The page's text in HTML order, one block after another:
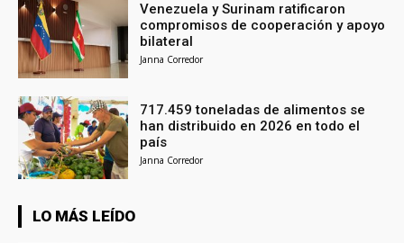
Venezuela y Surinam ratificaron
compromisos de cooperación y apoyo
bilateral
Janna Corredor
717.459 toneladas de alimentos se
han distribuido en 2026 en todo el
país
Janna Corredor
LO MÁS LEÍDO